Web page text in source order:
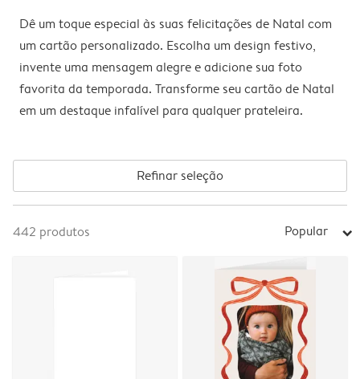
Dê um toque especial às suas felicitações de Natal com
um cartão personalizado. Escolha um design festivo,
invente uma mensagem alegre e adicione sua foto
favorita da temporada. Transforme seu cartão de Natal
em um destaque infalível para qualquer prateleira.
Refinar seleção
442 produtos Popular arrow_right